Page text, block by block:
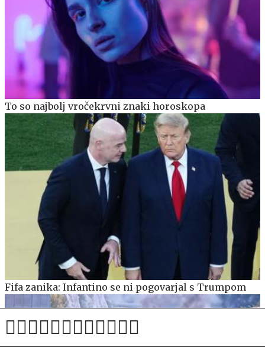
To so najbolj vročekrvni znaki horoskopa
Fifa zanika: Infantino se ni pogovarjal s Trumpom